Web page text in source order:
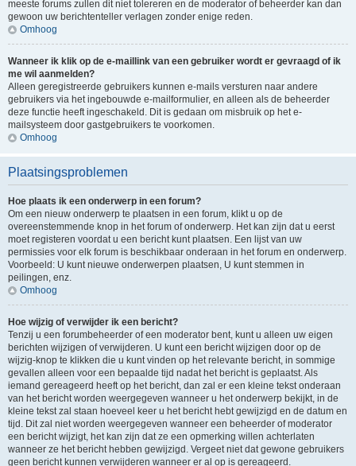
meeste forums zullen dit niet tolereren en de moderator of beheerder kan dan
gewoon uw berichtenteller verlagen zonder enige reden.
Omhoog
Wanneer ik klik op de e-maillink van een gebruiker wordt er gevraagd of ik
me wil aanmelden?
Alleen geregistreerde gebruikers kunnen e-mails versturen naar andere
gebruikers via het ingebouwde e-mailformulier, en alleen als de beheerder
deze functie heeft ingeschakeld. Dit is gedaan om misbruik op het e-
mailsysteem door gastgebruikers te voorkomen.
Omhoog
Plaatsingsproblemen
Hoe plaats ik een onderwerp in een forum?
Om een nieuw onderwerp te plaatsen in een forum, klikt u op de
overeenstemmende knop in het forum of onderwerp. Het kan zijn dat u eerst
moet registeren voordat u een bericht kunt plaatsen. Een lijst van uw
permissies voor elk forum is beschikbaar onderaan in het forum en onderwerp.
Voorbeeld: U kunt nieuwe onderwerpen plaatsen, U kunt stemmen in
peilingen, enz.
Omhoog
Hoe wijzig of verwijder ik een bericht?
Tenzij u een forumbeheerder of een moderator bent, kunt u alleen uw eigen
berichten wijzigen of verwijderen. U kunt een bericht wijzigen door op de
wijzig-knop te klikken die u kunt vinden op het relevante bericht, in sommige
gevallen alleen voor een bepaalde tijd nadat het bericht is geplaatst. Als
iemand gereageerd heeft op het bericht, dan zal er een kleine tekst onderaan
van het bericht worden weergegeven wanneer u het onderwerp bekijkt, in de
kleine tekst zal staan hoeveel keer u het bericht hebt gewijzigd en de datum en
tijd. Dit zal niet worden weergegeven wanneer een beheerder of moderator
een bericht wijzigt, het kan zijn dat ze een opmerking willen achterlaten
wanneer ze het bericht hebben gewijzigd. Vergeet niet dat gewone gebruikers
geen bericht kunnen verwijderen wanneer er al op is gereageerd.